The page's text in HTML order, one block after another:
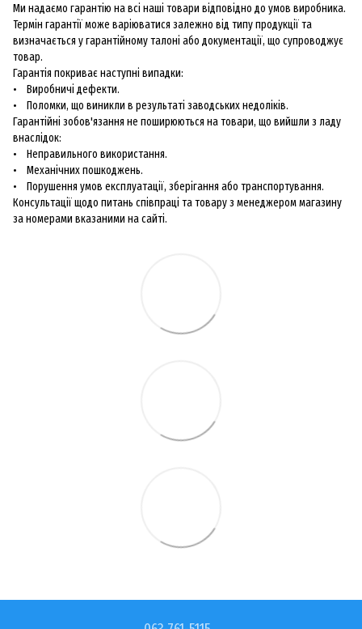
Ми надаємо гарантію на всі наші товари відповідно до умов виробника.
Термін гарантії може варіюватися залежно від типу продукції та
визначається у гарантійному талоні або документації, що супроводжує
товар.
Гарантія покриває наступні випадки:
• Виробничі дефекти.
• Поломки, що виникли в результаті заводських недоліків.
Гарантійні зобов'язання не поширюються на товари, що вийшли з ладу
внаслідок:
• Неправильного використання.
• Механічних пошкоджень.
• Порушення умов експлуатації, зберігання або транспортування.
Консультації щодо питань співпраці та товару з менеджером магазину
за номерами вказаними на сайті.